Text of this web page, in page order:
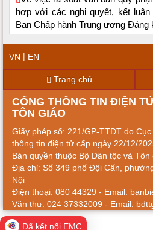
hợp với các nghị quyết, kết
Ban Chấp hành Trung ương Đảng
VN | EN
Trang chủ
CỔNG THÔNG TIN ĐIỆN
TÔN GIÁO
Giấy phép số: 221/GP-TTĐT do
thông tin điện tử cấp ngày 22/12/
Bản quyền thuộc Bộ Dân tộc và Tôn
Địa chỉ: Số 349 phố Đội Cấn,
Nội
Điện thoại: 080 44329 - Email:
Văn thư: 024 37332009 - Email:
Đã kết nối EMC